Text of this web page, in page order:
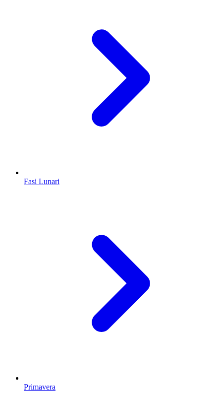
Fasi Lunari
Primavera